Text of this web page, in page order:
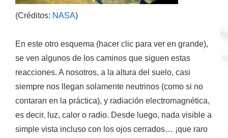
(Créditos: NASA)
En este otro esquema (hacer clic para ver en grande),
se ven algunos de los caminos que siguen estas
reacciones. A nosotros, a la altura del suelo, casi
siempre nos llegan solamente neutrinos (como si no
contaran en la práctica), y radiación electromagnética,
es decir, luz, calor o radio. Desde luego, nada visible a
simple vista incluso con los ojos cerrados… ¡que raro